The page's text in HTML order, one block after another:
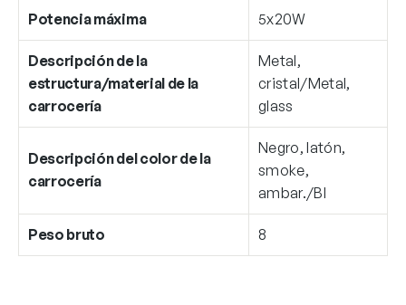
Potencia máxima 5x20W
Descripción de la
estructura/material de la
carrocería
Metal,
cristal/Metal,
glass
Descripción del color de la
carrocería
Negro, latón,
smoke,
ambar./Bl
Peso bruto 8